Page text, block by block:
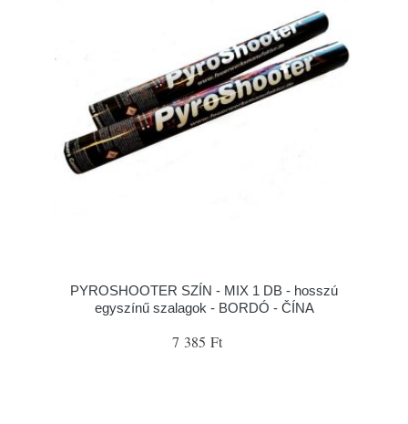
PYROSHOOTER SZÍN - MIX 1 DB - hosszú
egyszínű szalagok - BORDÓ - ČÍNA
7 385 Ft